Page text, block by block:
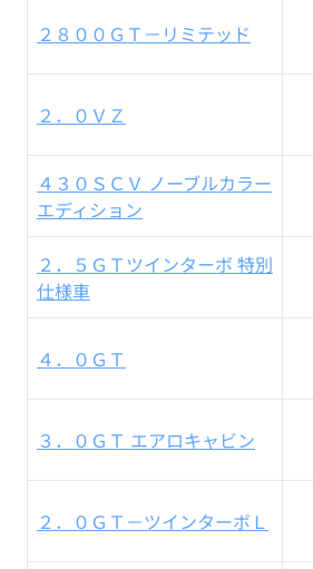
２８００ＧＴ－リミテッド
２．０ＶＺ
４３０ＳＣＶ ノーブルカラー
エディション
２．５ＧＴツインターボ 特別
仕様車
４．０ＧＴ
３．０ＧＴ エアロキャビン
２．０ＧＴ－ツインターボＬ